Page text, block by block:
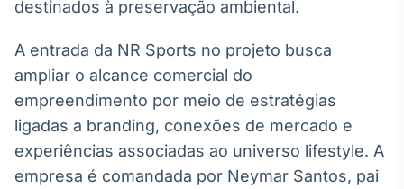
dados para
Broadcast
Curadoria
Curadoria de
noticiosos
Soluções de
destinados à preservação ambiental.
A entrada da NR Sports no projeto busca
ampliar o alcance comercial do
empreendimento por meio de estratégias
ligadas a branding, conexões de mercado e
experiências associadas ao universo lifestyle. A
empresa é comandada por Neymar Santos, pai